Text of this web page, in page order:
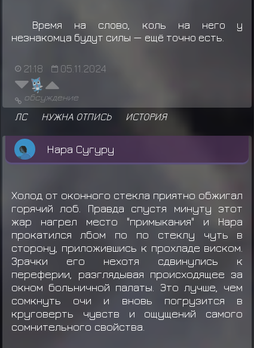
Время на слово, коль на него у
незнакомца будут силы — ещё точно есть.
21:18 05.11.2024
обсуждение
ЛС НУЖНА ОТПИСЬ ИСТОРИЯ
Нара Сугуру
Холод от оконного стекла приятно обжигал
горячий лоб. Правда спустя минуту этот
жар нагрел место "примыкания" и Нара
прокатился лбом по по стеклу чуть в
сторону, приложившись к прохладе виском.
Зрачки его нехотя сдвинулись к
переферии, разглядывая происходящее за
окном больничной палаты. Это лучше, чем
сомкнуть очи и вновь погрузится в
круговерть чувств и ощущений самого
сомнительного свойства.